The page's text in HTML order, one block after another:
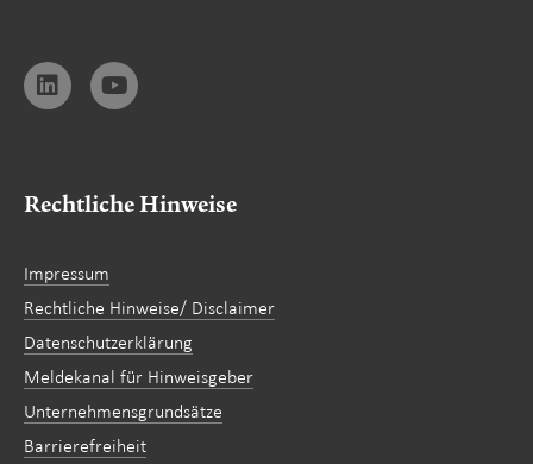
Rechtliche Hinweise
Impressum
Rechtliche Hinweise/ Disclaimer
Datenschutzerklärung
Meldekanal für Hinweisgeber
Unternehmensgrundsätze
Barrierefreiheit